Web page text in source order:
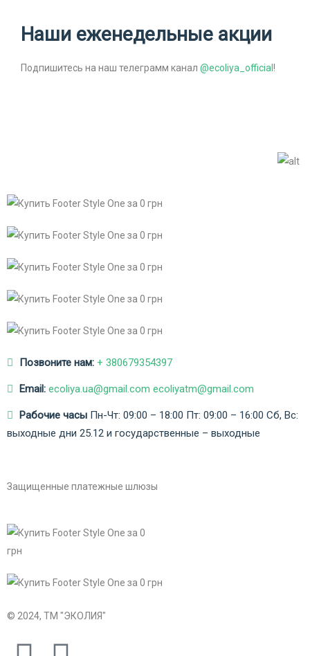
Наши еженедельные акции
Подпишитесь на наш телеграмм канал @ecoliya_official !
Позвоните нам: + 380679354397
Email: ecoliya.ua@gmail.com ecoliyatm@gmail.com
Рабочие часы Пн-Чт: 09:00 – 18:00 Пт: 09:00 – 16:00 Сб, Вс:
выходные дни 25.12 и государственные – выходные
Защищенные платежные шлюзы
© 2024, ТМ "ЭКОЛИЯ"